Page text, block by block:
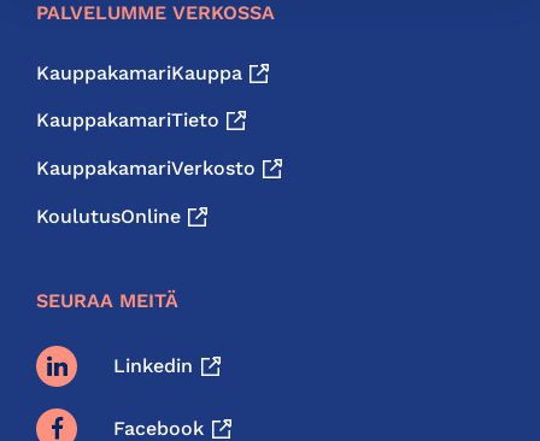
PALVELUMME VERKOSSA
KauppakamariKauppa
KauppakamariTieto
KauppakamariVerkosto
KoulutusOnline
SEURAA MEITÄ
Linkedin
Facebook